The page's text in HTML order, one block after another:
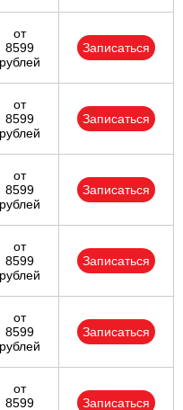
от
8599
рублей
Записаться
от
8599
рублей
Записаться
от
8599
рублей
Записаться
от
8599
рублей
Записаться
от
8599
рублей
Записаться
от
8599
Записаться